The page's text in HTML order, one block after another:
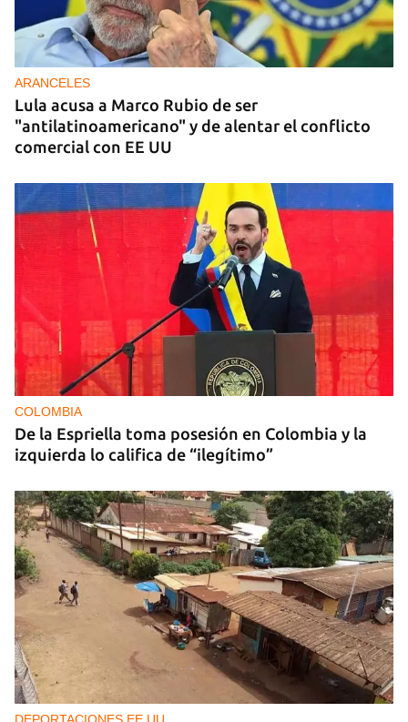
ARANCELES
Lula acusa a Marco Rubio de ser
"antilatinoamericano" y de alentar el conflicto
comercial con EE UU
COLOMBIA
De la Espriella toma posesión en Colombia y la
izquierda lo califica de “ilegítimo”
DEPORTACIONES EE UU